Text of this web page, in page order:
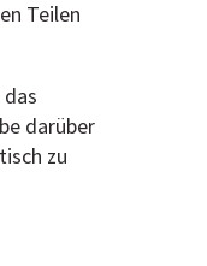
Teilen
darüber
zu